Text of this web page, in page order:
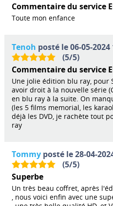
Commentaire du service
Toute mon enfance
Tenoh posté le 06-05-
(5/5)
Commentaire du service
Une jolie édition blu ray, pour
avoir droit à la nouvelle série
en blu ray à la suite. On
(les 5 films memorial, les
déjà les DVD, je rachète tout
ray
Tommyposté le 28-04-
(5/5)
Superbe
Un très beau coffret, après
, nous voici enfin avec une